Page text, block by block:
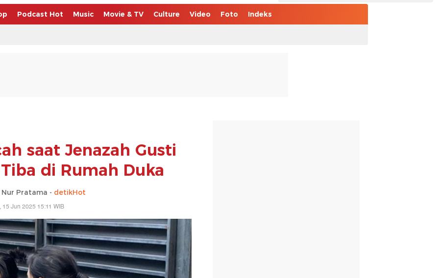
Podcast Hot Music Movie & TV Culture Video Foto Indeks
saat Jenazah Gusti
di Rumah Duka
Pratama - detikHot
15 Jun 2025 15:11 WIB